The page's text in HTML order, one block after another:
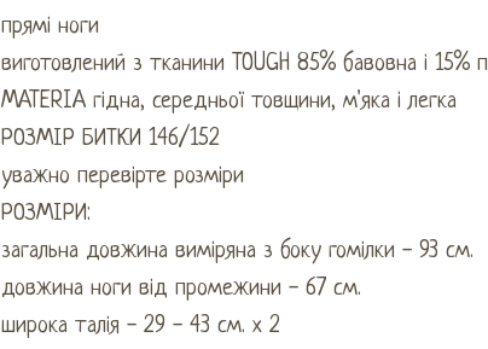
прямі ноги
виготовлений з тканини TOUGH 85% бавовна і 15%
MATERIA гідна, середньої товщини, м'яка і легка
РОЗМІР БИТКИ 146/152
уважно перевірте розміри
РОЗМІРИ:
загальна довжина виміряна з боку гомілки - 93 см.
довжина ноги від промежини - 67 см.
широка талія - ​​29 - 43 см. х 2